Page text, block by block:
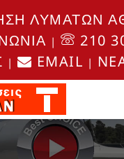
ΛΥΜΑΤΩΝ
|
210
| EMAIL |